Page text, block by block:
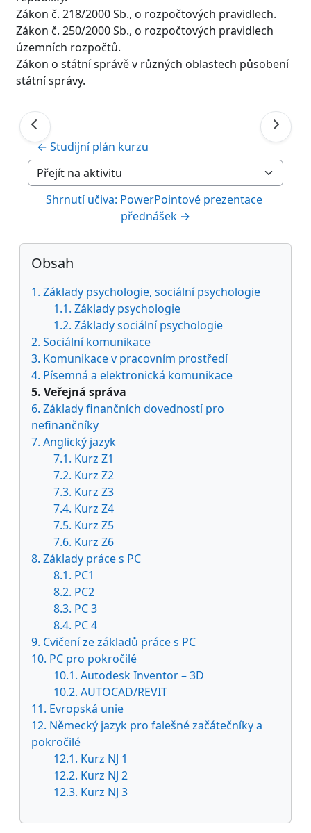
Zákon č. 218/2000 Sb., o rozpočtových pravidlech.
Zákon č. 250/2000 Sb., o rozpočtových pravidlech
územních rozpočtů.
Zákon o státní správě v různých oblastech působení
státní správy.
← Studijní plán kurzu
Přejít na aktivitu
Shrnutí učiva: PowerPointové prezentace
přednášek →
Bloky
Přeskočit: Obsah
Obsah
1. Základy psychologie, sociální psychologie
1.1. Základy psychologie
1.2. Základy sociální psychologie
2. Sociální komunikace
3. Komunikace v pracovním prostředí
4. Písemná a elektronická komunikace
5. Veřejná správa
6. Základy finančních dovedností pro
nefinančníky
7. Anglický jazyk
7.1. Kurz Z1
7.2. Kurz Z2
7.3. Kurz Z3
7.4. Kurz Z4
7.5. Kurz Z5
7.6. Kurz Z6
8. Základy práce s PC
8.1. PC1
8.2. PC2
8.3. PC 3
8.4. PC 4
9. Cvičení ze základů práce s PC
10. PC pro pokročilé
10.1. Autodesk Inventor – 3D
10.2. AUTOCAD/REVIT
11. Evropská unie
12. Německý jazyk pro falešné začátečníky a
pokročilé
12.1. Kurz NJ 1
12.2. Kurz NJ 2
12.3. Kurz NJ 3